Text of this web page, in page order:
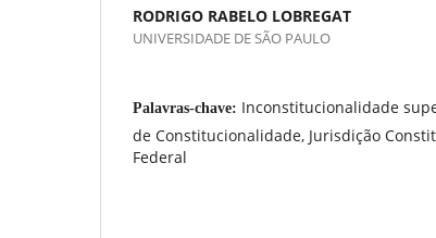
RODRIGO RABELO LOBREGAT
UNIVERSIDADE DE SÃO PAULO
Palavras-chave: Inconstitucionalidade
de Constitucionalidade, Jurisdição
Federal